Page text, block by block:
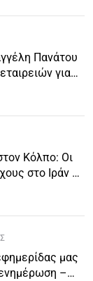
Πανάτου
για
Κόλπο: Οι
στο Ιράν –
μας
–